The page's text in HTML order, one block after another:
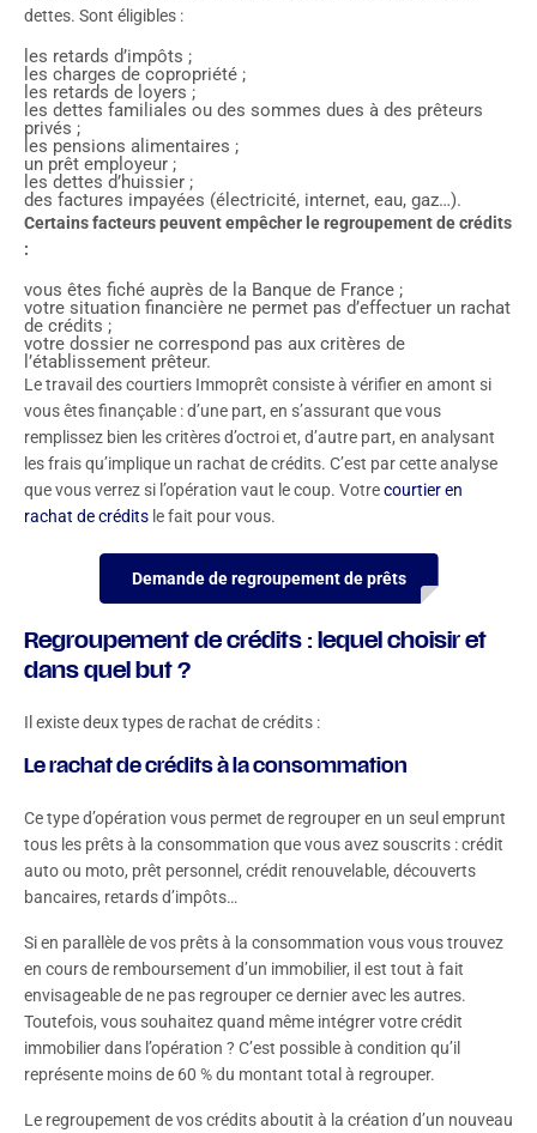
dettes. Sont éligibles :
les retards d’impôts ;
les charges de copropriété ;
les retards de loyers ;
les dettes familiales ou des sommes dues à des prêteurs
privés ;
les pensions alimentaires ;
un prêt employeur ;
les dettes d’huissier ;
des factures impayées (électricité, internet, eau, gaz…).
Certains facteurs peuvent empêcher le regroupement de crédits
:
vous êtes fiché auprès de la Banque de France ;
votre situation financière ne permet pas d’effectuer un rachat
de crédits ;
votre dossier ne correspond pas aux critères de
l’établissement prêteur.
Le travail des courtiers Immoprêt consiste à vérifier en amont si
vous êtes finançable : d’une part, en s’assurant que vous
remplissez bien les critères d’octroi et, d’autre part, en analysant
les frais qu’implique un rachat de crédits. C’est par cette analyse
que vous verrez si l’opération vaut le coup. Votrecourtier en
rachat de crédits le fait pour vous.
Demande de regroupement de prêts
Regroupement de crédits : lequel choisir et
dans quel but ?
Il existe deux types de rachat de crédits :
Le rachat de crédits à la consommation
Ce type d’opération vous permet de regrouper en un seul emprunt
tous les prêts à la consommation que vous avez souscrits : crédit
auto ou moto, prêt personnel, crédit renouvelable, découverts
bancaires, retards d’impôts…
Si en parallèle de vos prêts à la consommation vous vous trouvez
en cours de remboursement d’un immobilier, il est tout à fait
envisageable de ne pas regrouper ce dernier avec les autres.
Toutefois, vous souhaitez quand même intégrer votre crédit
immobilier dans l’opération ? C’est possible à condition qu’il
représente moins de 60 % du montant total à regrouper.
Le regroupement de vos crédits aboutit à la création d’un nouveau